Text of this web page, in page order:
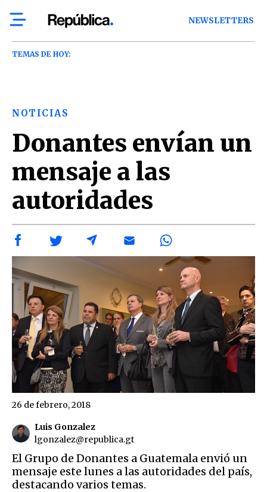
NEWSLETTERS
TEMAS DE HOY:
NOTICIAS
Donantes envían un
mensaje a las
autoridades
Luis Gonzalez
lgonzalez@republica.gt
26 de febrero, 2018
El Grupo de Donantes a Guatemala envió un
mensaje este lunes a las autoridades del país,
destacando varios temas.